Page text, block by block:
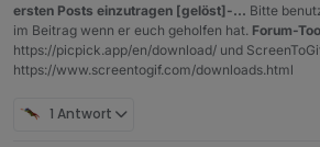
ersten Posts einzutragen [gelöst]-... Bitte
im Beitrag wenn er euch geholfen hat. Forum-
https://picpick.app/en/download/ und
https://www.screentogif.com/downloads.html
1 Antwort